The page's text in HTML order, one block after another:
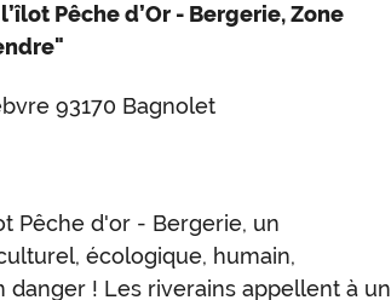
Pêche d’Or - Bergerie, Zone
93170 Bagnolet
Pêche d'or - Bergerie, un
écologique, humain,
danger ! Les riverains appellent à un